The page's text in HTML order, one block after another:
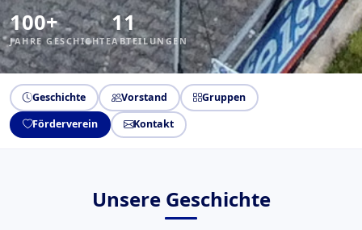
100+
JAHRE GESCHICHTE
11
ABTEILUNGEN
Geschichte Vorstand
Gruppen
Förderverein
Kontakt
Unsere Geschichte